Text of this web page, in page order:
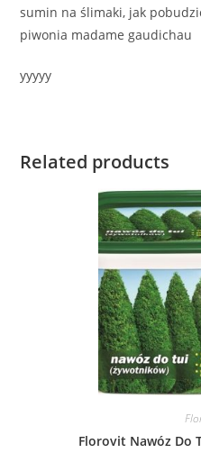
sumin na ślimaki, jak
piwonia madame gaudichau
yyyyy
Related products
Florovit Nawóz Do